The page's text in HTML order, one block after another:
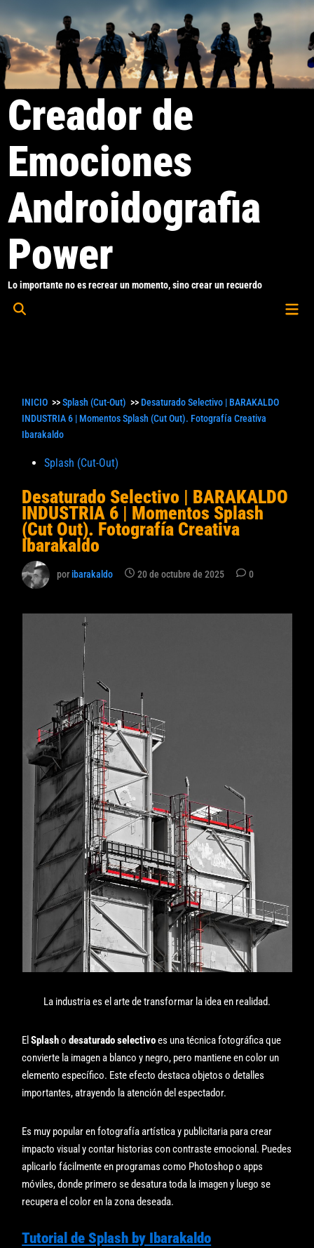
al
contenido
Creador de
Emociones
Androidografia
Power
Lo importante no es recrear un momento, sino crear un recuerdo
Abrir
INICIO >>Splash (Cut-Out) >> Desaturado Selectivo | BARAKALDO
INDUSTRIA 6 | Momentos Splash (Cut Out). Fotografía Creativa
Ibarakaldo
Publicado
Splash (Cut-Out)
Desaturado Selectivo | BARAKALDO
INDUSTRIA 6 | Momentos Splash
(Cut Out). Fotografía Creativa
Ibarakaldo
poribarakaldo 20 de octubre de 2025 0
La industria es el arte de transformar la idea en realidad.
ElSplashodesaturado selectivoes una técnica fotográfica que
convierte la imagen a blanco y negro, pero mantiene en color un
elemento específico. Este efecto destaca objetos o detalles
importantes, atrayendo la atención del espectador.
Es muy popular en fotografía artística y publicitaria para crear
impacto visual y contar historias con contraste emocional. Puedes
aplicarlo fácilmente en programas como Photoshop o apps
móviles, donde primero se desatura toda la imagen y luego se
recupera el color en la zona deseada.
Tutorial de Splash by Ibarakaldo